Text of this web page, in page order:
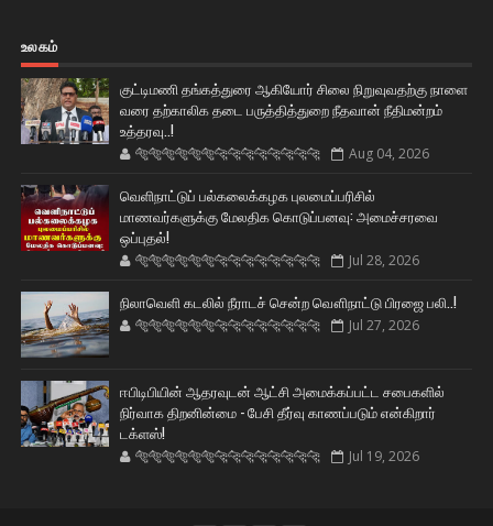
உலகம்
குட்டிமணி தங்கத்துரை ஆகியோர் சிலை நிறுவுவதற்கு நாளை
வரை தற்காலிக தடை பருத்தித்துறை நீதவான் நீதிமன்றம்
உத்தரவு..!
🐅🐅🐅🐅🐅🐅🐆🐆🐆🐆🐆🐆🐆🐆 Aug 04, 2026
வெளிநாட்டுப் பல்கலைக்கழக புலமைப்பரிசில்
மாணவர்களுக்கு மேலதிக கொடுப்பனவு: அமைச்சரவை
ஒப்புதல்!
🐅🐅🐅🐅🐅🐅🐆🐆🐆🐆🐆🐆🐆🐆 Jul 28, 2026
நிலாவெளி கடலில் நீராடச் சென்ற வௌிநாட்டு பிரஜை பலி..!
🐅🐅🐅🐅🐅🐅🐆🐆🐆🐆🐆🐆🐆🐆 Jul 27, 2026
ஈபிடிபியின் ஆதரவுடன் ஆட்சி அமைக்கப்பட்ட சபைகளில்
நிர்வாக திறனின்மை - பேசி தீர்வு காணப்படும் என்கிறார்
டக்ளஸ்!
🐅🐅🐅🐅🐅🐅🐆🐆🐆🐆🐆🐆🐆🐆 Jul 19, 2026